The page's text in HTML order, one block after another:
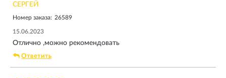
СЕРГЕЙ
Номер заказа: 26589
15.06.2023
Отлично ,можно рекомендовать
Ответить